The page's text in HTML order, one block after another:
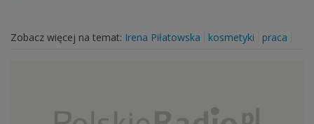
Zobacz więcej na temat: Irena Piłatowska kosmetyki praca